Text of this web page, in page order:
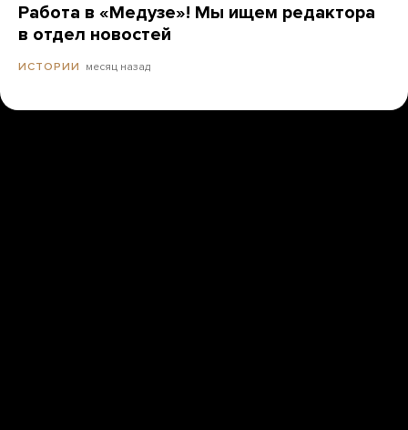
Работа в «Медузе»! Мы ищем редактора
в отдел новостей
ИСТОРИИ месяц назад